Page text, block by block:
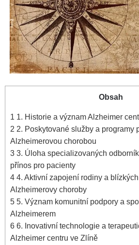
Obsah
1 1. Historie a význam Alzheimer
2 2. Poskytované služby a programy
Alzheimerovou chorobou
3 3. Úloha specializovaných
přínos pro pacienty
4 4. Aktivní zapojení rodiny a
Alzheimerovy choroby
5 5. Význam komunitní podpory a
Alzheimerem
6 6. Inovativní technologie a
Alzheimer centru ve Zlíně